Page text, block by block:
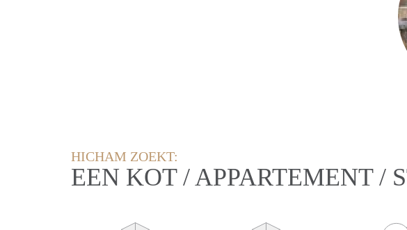
HICHAM ZOEKT:
EEN KOT / APPARTEMENT /